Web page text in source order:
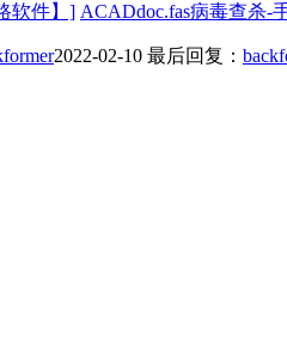
软件】] ACADdoc.fas病毒查杀-
2022-02-10 最后回复：